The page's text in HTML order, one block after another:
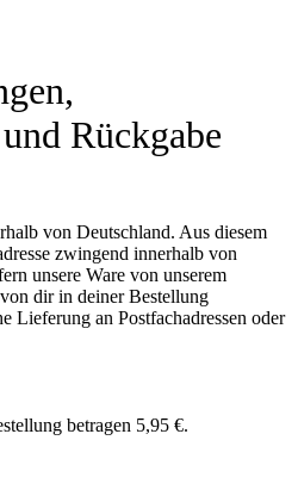
Rückgabe
von Deutschland. Aus diesem
zwingend innerhalb von
unsere Ware von unserem
dir in deiner Bestellung
Lieferung an Postfachadressen oder
betragen 5,95 €.